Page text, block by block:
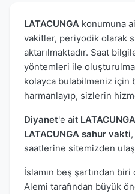
LATACUNGA konumuna
vakitler, periyodik olarak
aktarılmaktadır. Saat
yöntemleri ile
kolayca bulabilmeniz için
harmanlayıp, sizlerin
Diyanet'e ait
LATACUNGA sahur vakti
saatlerine sitemizden
İslamın beş şartından biri
Alemi tarafından büyük